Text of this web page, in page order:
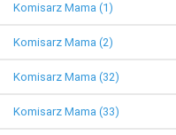
Komisarz Mama (1)
Komisarz Mama (2)
Komisarz Mama (32)
Komisarz Mama (33)